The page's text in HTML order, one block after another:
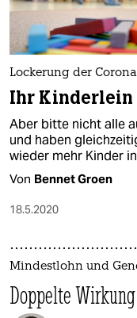
Lockerung der
Ihr Kinderlein
Aber bitte nicht alle
und haben
wieder mehr Kinder
Von Bennet Groen
18.5.2020
Mindestlohn und
Doppelte Wirkung